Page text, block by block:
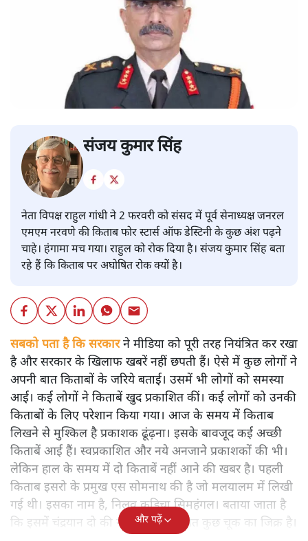
संजय कुमार सिंह
नेता विपक्ष राहुल गांधी ने 2 फरवरी को संसद में पूर्व सेनाध्यक्ष जनरल
एमएम नरवणे की किताब फोर स्टार्स ऑफ डेस्टिनी के कुछ अंश पढ़ने
चाहे। हंगामा मच गया। राहुल को रोक दिया है। संजय कुमार सिंह बता
रहे हैं कि किताब पर अघोषित रोक क्यों है।
सबको पता है कि सरकारने मीडिया को पूरी तरह नियंत्रित कर रखा
है और सरकार के खिलाफ खबरें नहीं छपती हैं। ऐसे में कुछ लोगों ने
अपनी बात किताबों के जरिये बताई। उसमें भी लोगों को समस्या
आई। कई लोगों ने किताबें खुद प्रकाशित कीं। कई लोगों को उनकी
किताबों के लिए परेशान किया गया। आज के समय में किताब
लिखने से मुश्किल है प्रकाशक ढूंढ़ना। इसके बावजूद कई अच्छी
किताबें आई हैं। स्वप्रकाशित और नये अनजाने प्रकाशकों की भी।
लेकिन हाल के समय में दो किताबें नहीं आने की खबर है। पहली
किताब इसरो के प्रमुख एस सोमनाथ की है जो मलयालम में लिखी
गई थी। इसका नाम है, निलवु कुडिचा सिमहंगल। बताया जाता है
कि इसमें चंद्रयान दो की नाकामी से संबंधित कुछ चूक का जिक्र है।
और पढ़ें